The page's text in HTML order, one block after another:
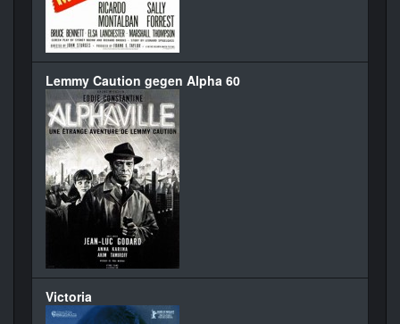
Lemmy Caution gegen Alpha 60
Victoria